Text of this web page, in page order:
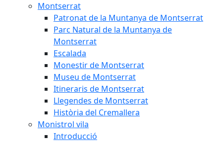
Montserrat
Patronat de la Muntanya de Montserrat
Parc Natural de la Muntanya de
Montserrat
Escalada
Monestir de Montserrat
Museu de Montserrat
Itineraris de Montserrat
Llegendes de Montserrat
Història del Cremallera
Monistrol vila
Introducció